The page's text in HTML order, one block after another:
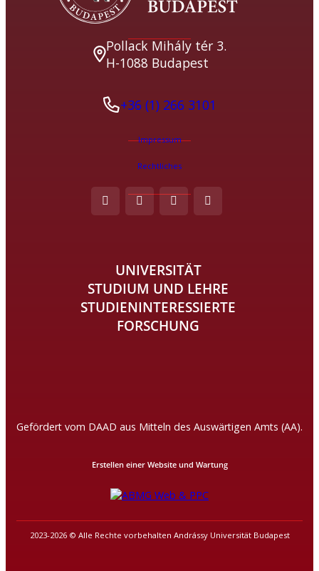
Pollack Mihály tér 3.
H-1088 Budapest
+36 (1) 266 3101
Impressum
Rechtliches
UNIVERSITÄT
STUDIUM UND LEHRE
STUDIENINTERESSIERTE
FORSCHUNG
Gefördert vom DAAD aus Mitteln des Auswärtigen Amts (AA).
2023-2026 © Alle Rechte vorbehalten Andrássy Universität Budapest
Erstellen einer Website und Wartung